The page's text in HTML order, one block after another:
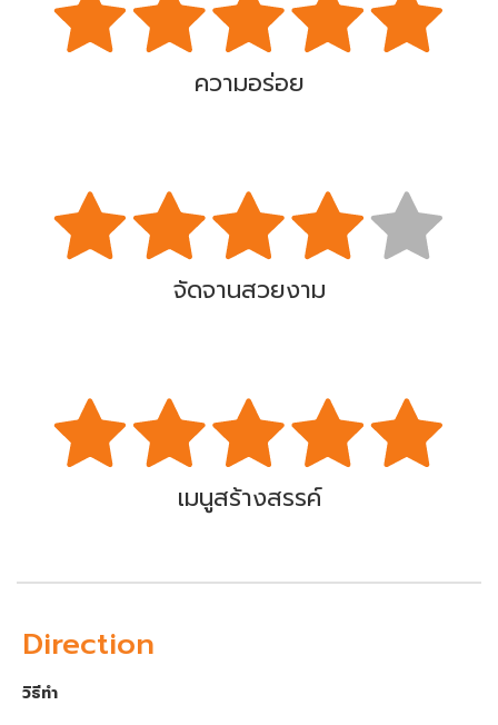
ความอร่อย
จัดจานสวยงาม
เมนูสร้างสรรค์
Direction
วิธีทำ